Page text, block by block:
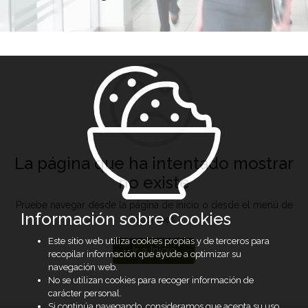
La página que ha intentado mostrar
no existe
Pruebe navegar desde la página de inicio o desde el menú de
opciones
Ir a Inicio
Información sobre Cookies
Este sitio web utiliza cookies propias y de terceros para
recopilar información que ayude a optimizar su
navegación web.
No se utilizan cookies para recoger información de
carácter personal.